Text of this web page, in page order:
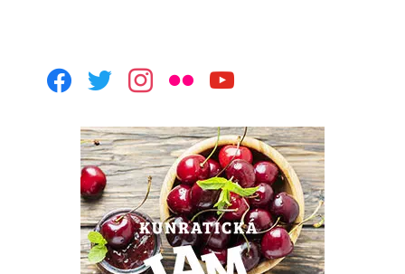
facebooktwitterinstagram
flickr youtube